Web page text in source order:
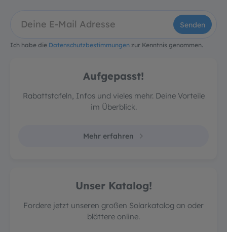
Senden
Ich habe die Datenschutzbestimmungen zur Kenntnis genommen.
Aufgepasst!
Rabattstafeln, Infos und vieles mehr. Deine Vorteile
im Überblick.
Mehr erfahren
Unser Katalog!
Fordere jetzt unseren großen Solarkatalog an oder
blättere online.